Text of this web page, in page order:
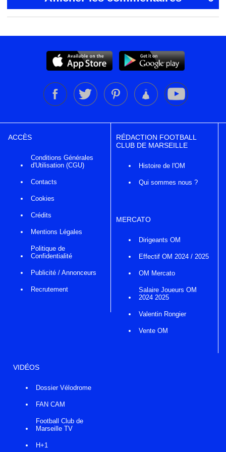
ACCÈS
Conditions Générales
d'Utilisation (CGU)
Contacts
Cookies
Crédits
Mentions Légales
Politique de
Confidentialité
Publicité / Annonceurs
Recrutement
RÉDACTION FOOTBALL
CLUB DE MARSEILLE
Histoire de l'OM
Qui sommes nous ?
MERCATO
Dirigeants OM
Effectif OM 2024 / 2025
OM Mercato
Salaire Joueurs OM
2024 2025
Valentin Rongier
Vente OM
VIDÉOS
Dossier Vélodrome
FAN CAM
Football Club de
Marseille TV
H+1